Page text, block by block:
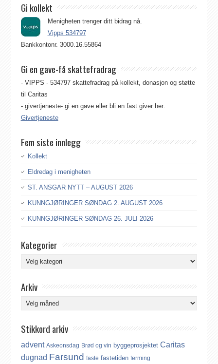
Gi kollekt
Menigheten trenger ditt bidrag nå.
Vipps 534797
Bankkontonr. 3000.16.55864
Gi en gave-få skattefradrag
- VIPPS - 534797 skattefradrag på kollekt, donasjon og støtte
til Caritas
- givertjeneste- gi en gave eller bli en fast giver her:
Givertjeneste
Fem siste innlegg
Kollekt
Eldredag i menigheten
ST. ANSGAR NYTT – AUGUST 2026
KUNNGJØRINGER SØNDAG 2. AUGUST 2026
KUNNGJØRINGER SØNDAG 26. JULI 2026
Kategorier
Kategorier
Arkiv
Arkiv
Stikkord arkiv
advent Askeonsdag Brød og vin byggeprosjektet Caritas
dugnad Farsund faste fastetiden ferming